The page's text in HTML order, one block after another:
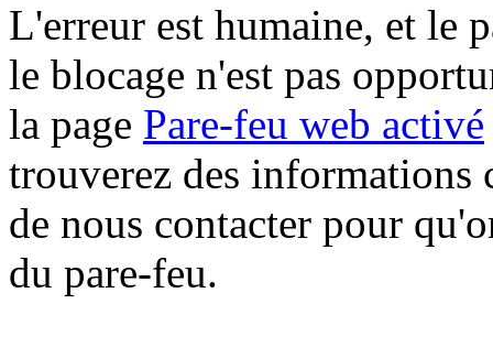
L'erreur est humaine, et le
le blocage n'est pas
la page Pare-feu web activé
trouverez des informations
de nous contacter pour
du pare-feu.